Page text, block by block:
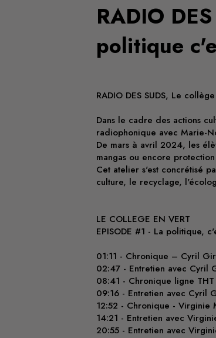
RADIO
politique
RADIO DES SUDS, Le
Dans le cadre des actions
radiophonique avec Marie-
De mars à avril 2024, les
mangas ou encore
Cet atelier s'est concrétisé
culture, le recyclage,
LE COLLEGE EN VERT
EPISODE #1 - La politique,
01:11 - Chronique – Cyril
02:47 - Entretien avec Cyril
08:41 - Chronique ligne THT
09:16 - Entretien avec Cyril
12:52 - Chronique - Virginie
14:21 - Entretien avec
20:55 - Entretien avec